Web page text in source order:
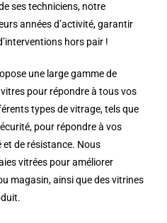
ses techniciens, notre
années d’activité, garantir
hors pair !
une large gamme de
pour répondre à tous vos
types de vitrage, tels que
pour répondre à vos
et de résistance. Nous
vitrées pour améliorer
magasin, ainsi que des vitrines